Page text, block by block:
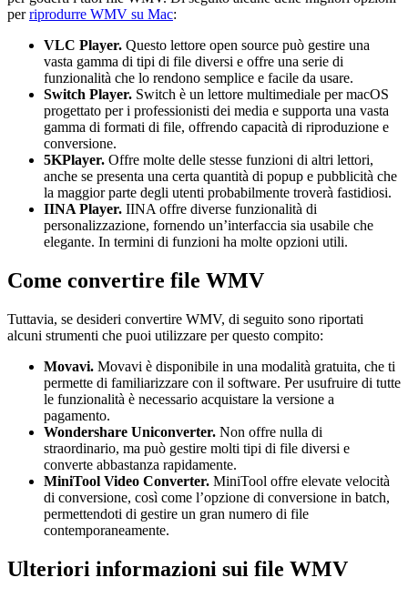
perriprodurre WMV su Mac:
VLC Player. Questo lettore open source può gestire una
vasta gamma di tipi di file diversi e offre una serie di
funzionalità che lo rendono semplice e facile da usare.
Switch Player. Switch è un lettore multimediale per macOS
progettato per i professionisti dei media e supporta una vasta
gamma di formati di file, offrendo capacità di riproduzione e
conversione.
5KPlayer. Offre molte delle stesse funzioni di altri lettori,
anche se presenta una certa quantità di popup e pubblicità che
la maggior parte degli utenti probabilmente troverà fastidiosi.
IINA Player. IINA offre diverse funzionalità di
personalizzazione, fornendo un’interfaccia sia usabile che
elegante. In termini di funzioni ha molte opzioni utili.
Come convertire file WMV
Tuttavia, se desideri convertire WMV, di seguito sono riportati
alcuni strumenti che puoi utilizzare per questo compito:
Movavi. Movavi è disponibile in una modalità gratuita, che ti
permette di familiarizzare con il software. Per usufruire di tutte
le funzionalità è necessario acquistare la versione a
pagamento.
Wondershare Uniconverter. Non offre nulla di
straordinario, ma può gestire molti tipi di file diversi e
converte abbastanza rapidamente.
MiniTool Video Converter. MiniTool offre elevate velocità
di conversione, così come l’opzione di conversione in batch,
permettendoti di gestire un gran numero di file
contemporaneamente.
Ulteriori informazioni sui file WMV